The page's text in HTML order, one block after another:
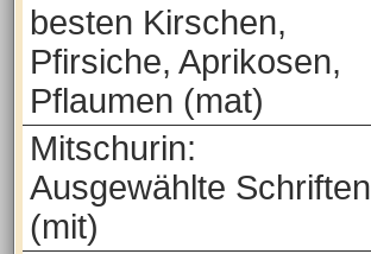
besten Kirschen,
Pfirsiche, Aprikosen,
Pflaumen (mat)
Mitschurin:
Ausgewählte Schriften
(mit)